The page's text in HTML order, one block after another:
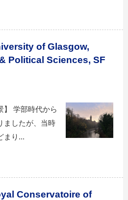
of Glasgow,
Political Sciences, SF
】 学部時代から
ましたが、当時
まり...
Conservatoire of